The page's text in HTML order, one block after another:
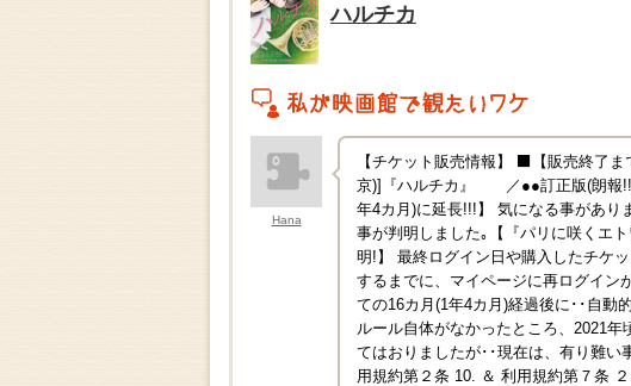
ハルチカ
私がこの作品を映画館で観たいワケ
Hana
【チケット販売情報】 ⬛【販売終了
京)]『ハルチカ』 ／●●訂正版(朗報
年4カ月)に延長!!!】 気になる事があり
事が判明しました｡【『パリに咲くエ
明!】 最終ログイン日や購入したチケ
するまでに、マイページに再ログイン
ての16カ月(1年4カ月)経過後に･･自動
ルール自体がなかったところ、2021
てはおりましたが･･現在は、有り難い
用規約第２条 10. ＆ 利用規約第７条